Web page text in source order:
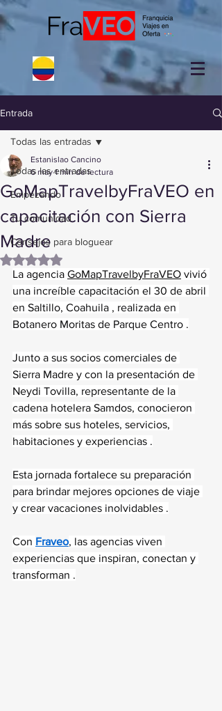
Entrada
Todas las entradas
Empezando
Tu comunidad
Consejos para bloguear
Todas las entradas
GoMapTravelbyFraVEO en
capacitación con Sierra
Madre
Estanislao Cancino
6 may 1 min de lectura
Obtuvo NaN de 5 estrellas.
La agencia GoMapTravelbyFraVEO vivió
una increíble capacitación el 30 de abril
en Saltillo, Coahuila , realizada en
Botanero Moritas de Parque Centro .
Junto a sus socios comerciales de
Sierra Madre y con la presentación de
Neydi Tovilla, representante de la
cadena hotelera Samdos, conocieron
más sobre sus hoteles, servicios,
habitaciones y experiencias .
Esta jornada fortalece su preparación
para brindar mejores opciones de viaje
y crear vacaciones inolvidables .
Con Fraveo, las agencias viven
experiencias que inspiran, conectan y
transforman .